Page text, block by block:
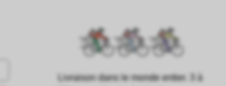
Livraison dans le monde entier. 3 à